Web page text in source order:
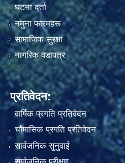
घटना दर्ता
नमुना फारमहरू
सामाजिक सुरक्षा
नागरिक वडापत्र
प्रतिवेदन:
वार्षिक प्रगति प्रतिवेदन
चौमासिक प्रगति प्रतिवेदन
सार्वजनिक सुनुवाई